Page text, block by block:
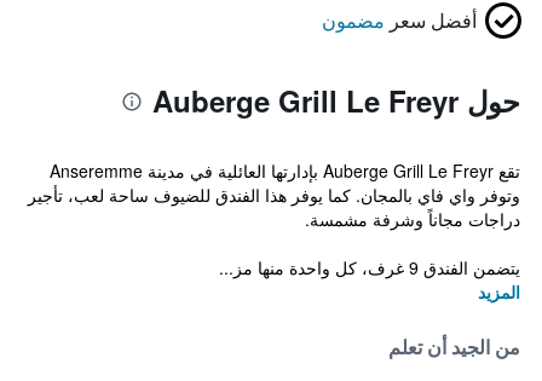
أفضل سعر مضمون
حول Auberge Grill Le Freyr
تقع Auberge Grill Le Freyr بإدارتها العائلية في مدينة Anseremme
وتوفر واي فاي بالمجان. كما يوفر هذا الفندق للضيوف ساحة لعب، تأجير
دراجات مجاناً وشرفة مشمسة.
يتضمن الفندق 9 غرف، كل واحدة منها مز...
المزيد
من الجيد أن تعلم